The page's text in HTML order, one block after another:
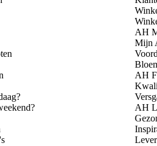
AH
Mijn
AH
AH